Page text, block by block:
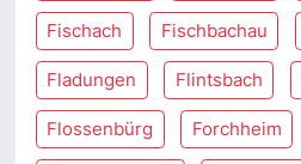
Fischach Fischbachau
Fladungen Flintsbach
Flossenbürg Forchheim